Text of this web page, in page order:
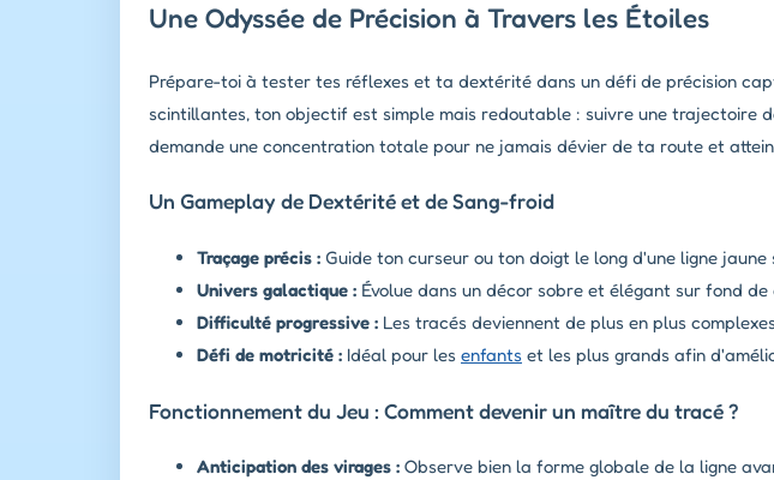
Une Odyssée de Précision à Travers les Étoiles
Prépare-toi à tester tes réflexes et ta dextérité dans un défi de précision
scintillantes, ton objectif est simple mais redoutable : suivre une trajectoire
demande une concentration totale pour ne jamais dévier de ta route et
Un Gameplay de Dextérité et de Sang-froid
Traçage précis : Guide ton curseur ou ton doigt le long d'une ligne jaune
Univers galactique : Évolue dans un décor sobre et élégant sur fond
Difficulté progressive : Les tracés deviennent de plus en plus
Défi de motricité : Idéal pour les enfants et les plus grands afin
Fonctionnement du Jeu : Comment devenir un maître du tracé ?
Anticipation des virages : Observe bien la forme globale de la ligne